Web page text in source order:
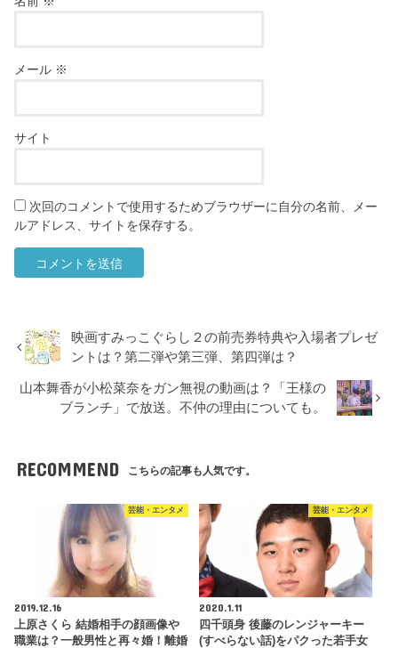
メール ※
サイト
次回のコメントで使用するためブラウザーに自分の名前、メー
ルアドレス、サイトを保存する。
映画すみっこぐらし２の前売券特典や入場者プレゼ
ントは？第二弾や第三弾、第四弾は？
山本舞香が小松菜奈をガン無視の動画は？「王様の
ブランチ」で放送。不仲の理由についても。
RECOMMEND こちらの記事も人気です。
芸能・エンタメ
2019.12.16
上原さくら 結婚相手の顔画像や
職業は？一般男性と再々婚！離婚
芸能・エンタメ
2020.1.11
四千頭身 後藤のレンジャーキー
(すべらない話)をパクった若手女